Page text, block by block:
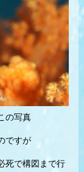
の写真
ですが
死で構図まで行